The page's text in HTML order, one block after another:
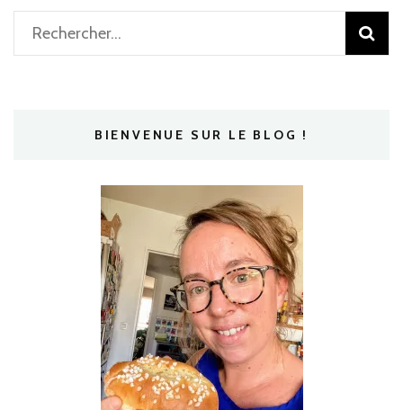
Rechercher :
BIENVENUE SUR LE BLOG !